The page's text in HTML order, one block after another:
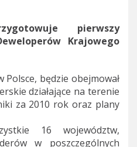
pierwszy
Krajowego
będzie obejmował
działające na terenie
za 2010 rok oraz plany
16 województw,
w poszczególnych